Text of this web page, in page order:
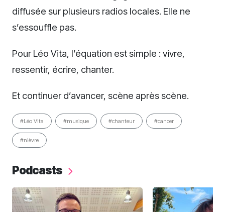
diffusée sur plusieurs radios locales. Elle ne
s’essouffle pas.
Pour Léo Vita, l’équation est simple : vivre,
ressentir, écrire, chanter.
Et continuer d’avancer, scène après scène.
#Léo Vita #musique #chanteur #cancer
#nièvre
Podcasts